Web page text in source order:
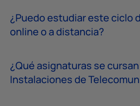
¿Puedo estudiar este ciclo
online o a distancia?
¿Qué asignaturas se
Instalaciones de